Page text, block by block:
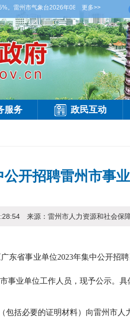
雷州市气象台2026年08月06日傍晚发布 【
更多>>
服务 政民互动
开招聘雷州市事
来源： 雷州市人力资源和社会保
省事业单位2023年集中公开招聘
事业单位工作人员，现予公示。具
括必要的证明材料）向雷州市人